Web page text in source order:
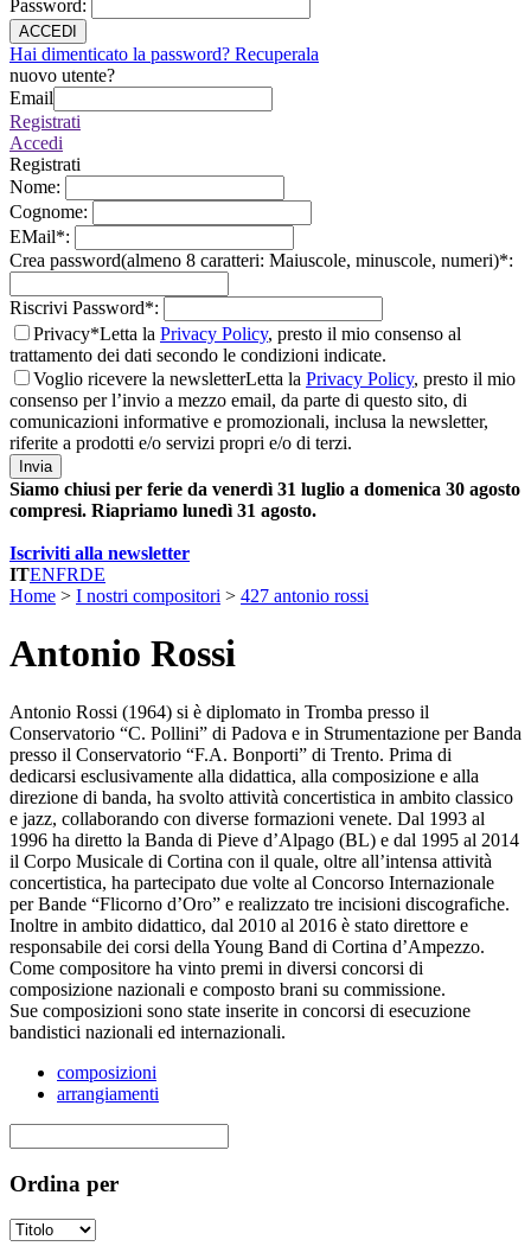
Password:
ACCEDI
Hai dimenticato la password? Recuperala
nuovo utente?
Email
Registrati
Accedi
Registrati
Nome:
Cognome:
EMail*:
Crea password(almeno 8 caratteri: Maiuscole, minuscole, numeri)*:
Riscrivi Password*:
Privacy*Letta la Privacy Policy, presto il mio consenso al
trattamento dei dati secondo le condizioni indicate.
Voglio ricevere la newsletterLetta la Privacy Policy, presto il mio
consenso per l’invio a mezzo email, da parte di questo sito, di
comunicazioni informative e promozionali, inclusa la newsletter,
riferite a prodotti e/o servizi propri e/o di terzi.
Invia
Siamo chiusi per ferie da venerdì 31 luglio a domenica 30 agosto
compresi. Riapriamo lunedì 31 agosto.
Iscriviti alla newsletter
ITENFRDE
Home > I nostri compositori > 427 antonio rossi
Antonio Rossi
Antonio Rossi (1964) si è diplomato in Tromba presso il
Conservatorio “C. Pollini” di Padova e in Strumentazione per Banda
presso il Conservatorio “F.A. Bonporti” di Trento. Prima di
dedicarsi esclusivamente alla didattica, alla composizione e alla
direzione di banda, ha svolto attività concertistica in ambito classico
e jazz, collaborando con diverse formazioni venete. Dal 1993 al
1996 ha diretto la Banda di Pieve d’Alpago (BL) e dal 1995 al 2014
il Corpo Musicale di Cortina con il quale, oltre all’intensa attività
concertistica, ha partecipato due volte al Concorso Internazionale
per Bande “Flicorno d’Oro” e realizzato tre incisioni discografiche.
Inoltre in ambito didattico, dal 2010 al 2016 è stato direttore e
responsabile dei corsi della Young Band di Cortina d’Ampezzo.
Come compositore ha vinto premi in diversi concorsi di
composizione nazionali e composto brani su commissione.
Sue composizioni sono state inserite in concorsi di esecuzione
bandistici nazionali ed internazionali.
composizioni
arrangiamenti
Ordina per